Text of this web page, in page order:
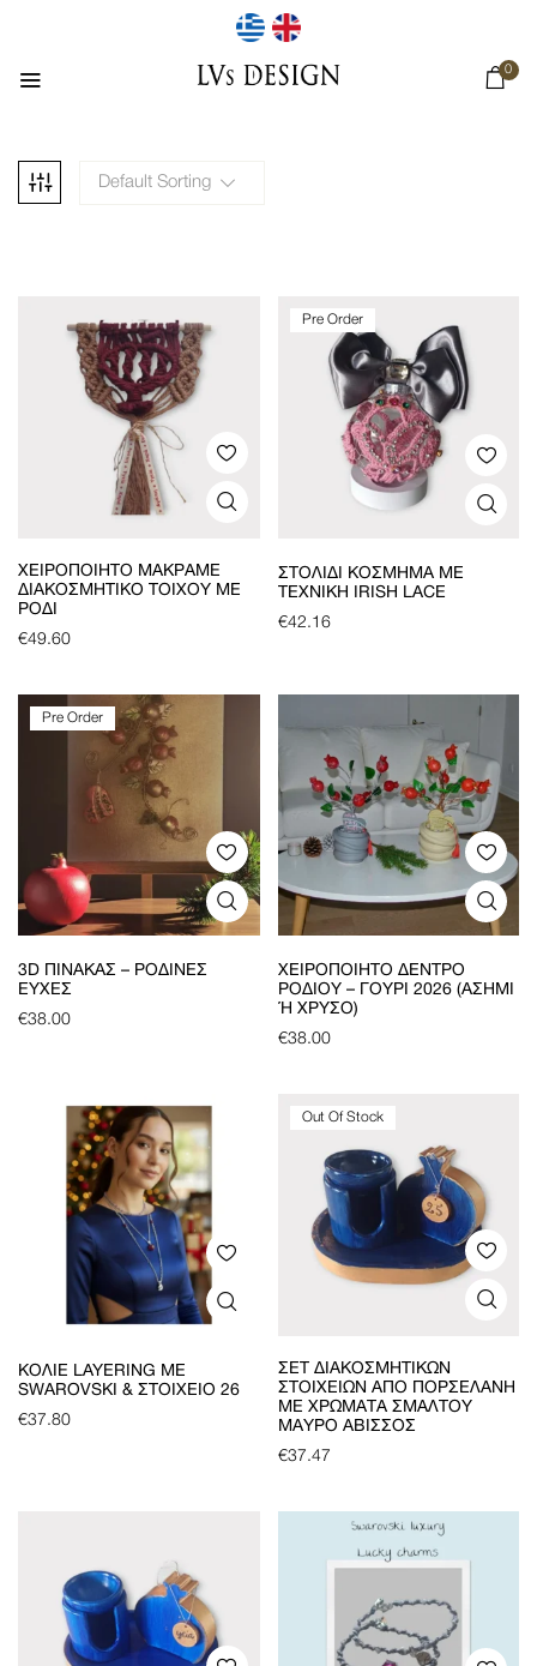
0
Default Sorting
ΧΕΙΡΟΠΟΊΗΤΟ ΜΑΚΡΆΜΕ
ΔΙΑΚΟΣΜΗΤΙΚΌ ΤΟΊΧΟΥ ΜΕ
ΡΌΔΙ
€49.60
Pre Order
ΣΤΟΛΊΔΙ ΚΌΣΜΗΜΑ ΜΕ
ΤΕΧΝΙΚΉ IRISH LACE
€42.16
Pre Order
3D ΠΊΝΑΚΑΣ – ΡΌΔΙΝΕΣ
ΕΥΧΈΣ
€38.00
ΧΕΙΡΟΠΟΊΗΤΟ ΔΈΝΤΡΟ
ΡΟΔΙΟΎ – ΓΟΎΡΙ 2026 (ΑΣΗΜΊ
Ή ΧΡΥΣΌ)
€38.00
ΚΟΛΙΈ LAYERING ΜΕ
SWAROVSKI & ΣΤΟΙΧΕΊΟ 26
€37.80
Out Of Stock
ΣΕΤ ΔΙΑΚΟΣΜΗΤΙΚΏΝ
ΣΤΟΙΧΕΊΩΝ ΑΠΌ ΠΟΡΣΕΛΆΝΗ
ΜΕ ΧΡΏΜΑΤΑ ΣΜΆΛΤΟΥ
ΜΑΎΡΟ ΆΒΙΣΣΟΣ
€37.47